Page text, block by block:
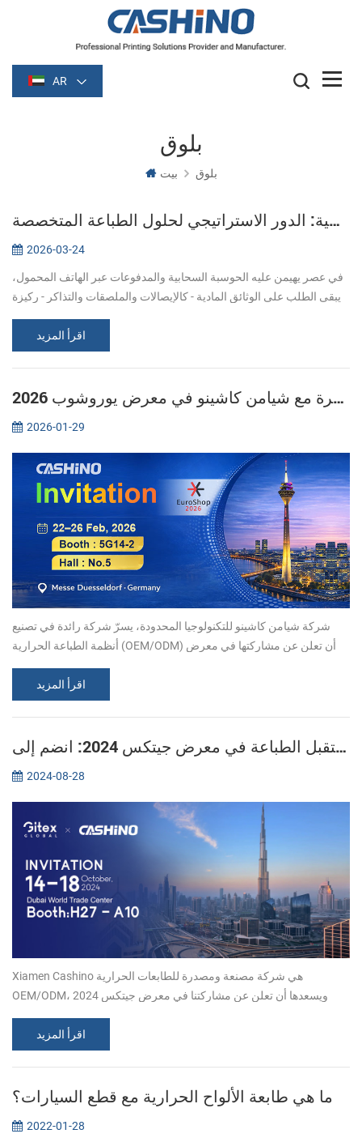
AR
بلوق
بيت بلوق
سد الفجوة في المعاملات الرقمية: الدور الاستراتيجي لحلول الطباعة المتخصصة
2026-03-24
في عصر يهيمن عليه الحوسبة السحابية والمدفوعات عبر الهاتف المحمول،
يبقى الطلب على الوثائق المادية - كالإيصالات والملصقات والتذاكر - ركيزة
اقرأ المزيد
اكتشف حلول الطباعة الحرارية المبتكرة مع شيامن كاشينو في معرض يوروشوب 2026
2026-01-29
شركة شيامن كاشينو للتكنولوجيا المحدودة، يسرّ شركة رائدة في تصنيع
أنظمة الطباعة الحرارية (OEM/ODM) أن تعلن عن مشاركتها في معرض
يوروشوب 2026. ندعوكم للانضمام إلينا في معرض دوسلدورف (Messe
اقرأ المزيد
اكتشف مستقبل الطباعة في معرض جيتكس 2024: انضم إلى Xiamen CASHINO
2024-08-28
Xiamen Cashino هي شركة مصنعة ومصدرة للطابعات الحرارية
OEM/ODM، ويسعدها أن تعلن عن مشاركتنا في معرض جيتكس 2024
اقرأ المزيد
ما هي طابعة الألواح الحرارية مع قطع السيارات؟
2022-01-28